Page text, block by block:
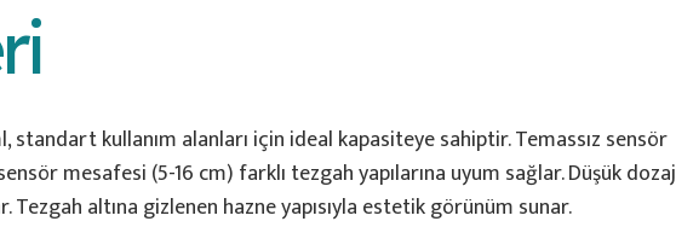
kullanım alanları için ideal kapasiteye sahiptir. Temassız sensör
mesafesi (5-16 cm) farklı tezgah yapılarına uyum sağlar. Düşük dozaj
altına gizlenen hazne yapısıyla estetik görünüm sunar.